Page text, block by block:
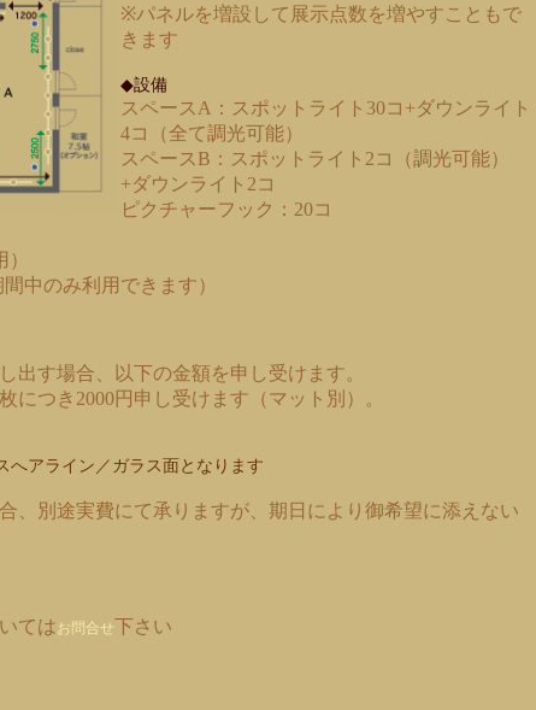
※パネルを増設して展示点数を増やすこともで
きます
◆設備
スペースA：スポットライト30コ+ダウンライト
4コ（全て調光可能）
スペースB：スポットライト2コ（調光可能）
+ダウンライト2コ
ピクチャーフック：20コ
中のみ利用できます）
出す場合、以下の金額を申し受けます。
につき2000円申し受けます（マット別）。
アライン／ガラス面となります
、別途実費にて承りますが、期日により御希望に添えない
ては お問合せ下さい